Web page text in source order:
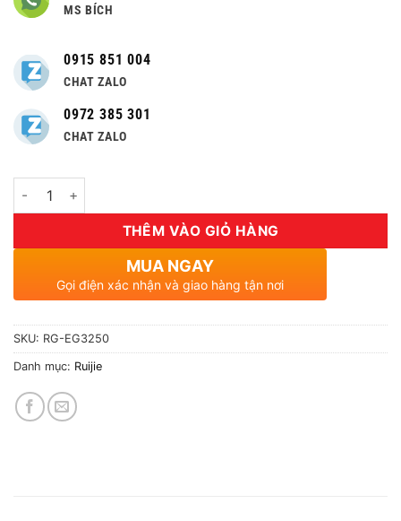
MS BÍCH
0915 851 004
CHAT ZALO
0972 385 301
CHAT ZALO
Số lượng
THÊM VÀO GIỎ HÀNG
MUA NGAY
Gọi điện xác nhận và giao hàng tận nơi
SKU: RG-EG3250
Danh mục: Ruijie